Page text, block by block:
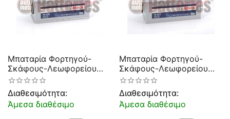
Μπαταρία Φορτηγού-
Σκάφους-Λεωφορείου
Bosch T4078 12V 170AH
1000EN Α-Εκκίνησης
Διαθεσιμότητα:
Άμεσα διαθέσιμο
Μπαταρία Φορτηγού-
Σκάφους-Λεωφορείου
Bosch T4077 12V 170AH
1000EN Α-Εκκίνησης
Διαθεσιμότητα:
Άμεσα διαθέσιμο